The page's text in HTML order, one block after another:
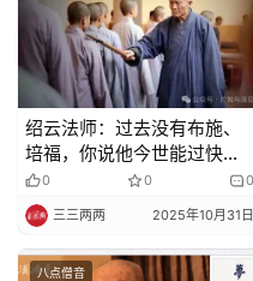
声
明
绍云法师：过去没有布施、
培福，你说他今世能过快乐
舒服的生活吗？（附轮转五
道罪福报应经）
0 0 0
三三两两 2025年10月31日
八点僧音